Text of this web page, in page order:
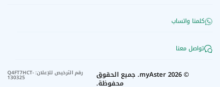
كلمنا واتساب
تواصل معنا
©
2026
myAster. جميع الحقوق
محفوظة.
رقم الترخيص للإعلان:
Q4FT7HCT-
130325